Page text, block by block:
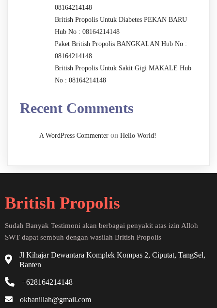
08164214148
British Propolis Untuk Diabetes PEKAN BARU
Hub No : 08164214148
Paket British Propolis BANGKALAN Hub No :
08164214148
British Propolis Untuk Sakit Gigi MAKALE Hub
No : 08164214148
Recent Comments
A WordPress Commenter on Hello World!
British Propolis
Sudah Banyak Testimoni akan berbagai penyakit atas izin Alloh
SWT dapat sembuh dengan wasilah British Propolis
Jl Kihajar Dewantara Komplek Kompas 2, Ciputat, TangSel,
Banten
+628164214148
okbanillah@gmail.com